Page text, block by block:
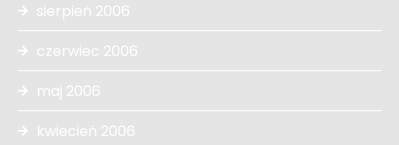
sierpień 2006
czerwiec 2006
maj 2006
kwiecień 2006